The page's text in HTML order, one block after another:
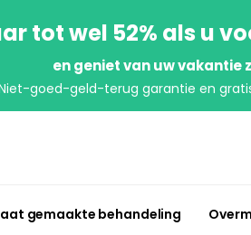
tot wel 52% als u
en geniet van uw vakantie
goed-geld-terug garantie en
gemaakte behandeling